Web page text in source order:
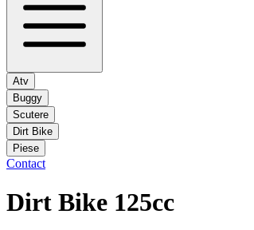
Atv
Buggy
Scutere
Dirt Bike
Piese
Contact
Dirt Bike 125cc